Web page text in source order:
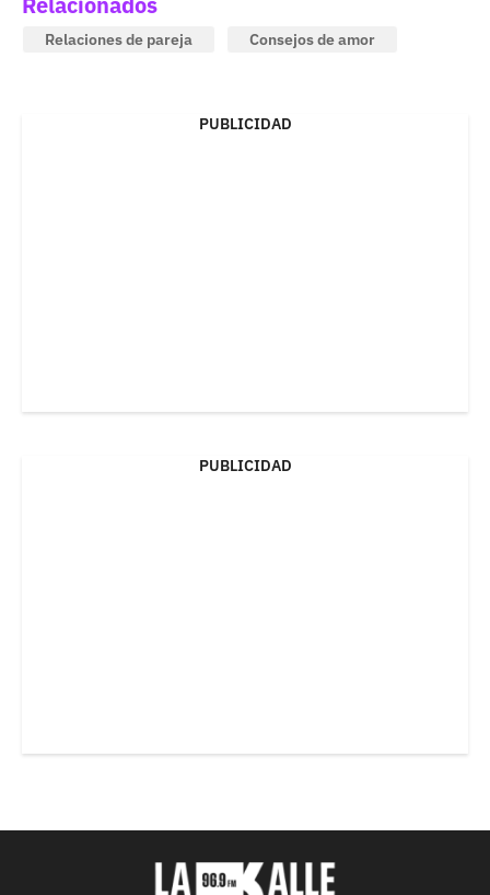
Relaciones de pareja Consejos de amor
PUBLICIDAD
PUBLICIDAD